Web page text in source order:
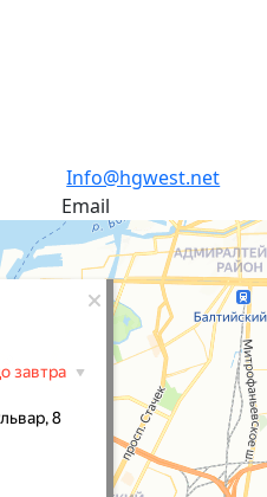
Info@hgwest.net
Email